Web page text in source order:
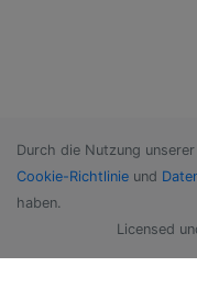
Durch die Nutzung
Cookie-Richtlinie und
haben.
Licensed